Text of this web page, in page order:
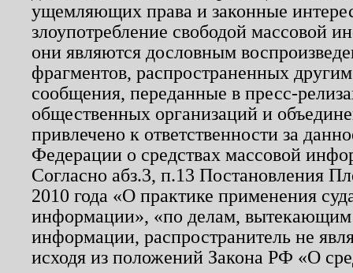
ущемляющих права и законные
злоупотребление свободой массовой
они являются дословным
фрагментов, распространенных
сообщения, переданные в пресс-
общественных организаций и
привлечено к ответственности за
Федерации о средствах массовой
Согласно абз.3, п.13 Постановления
2010 года «О практике применения
информации», «по делам, вытекающим
информации, распространитель не
исходя из положений Закона РФ «О